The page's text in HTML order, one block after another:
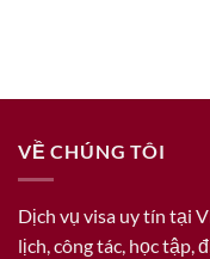
VỀ CHÚNG TÔI
Dịch vụ visa uy tín tại
lịch, công tác, học tập,